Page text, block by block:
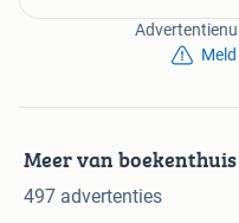
Meer van boekenthuis
497 advertenties